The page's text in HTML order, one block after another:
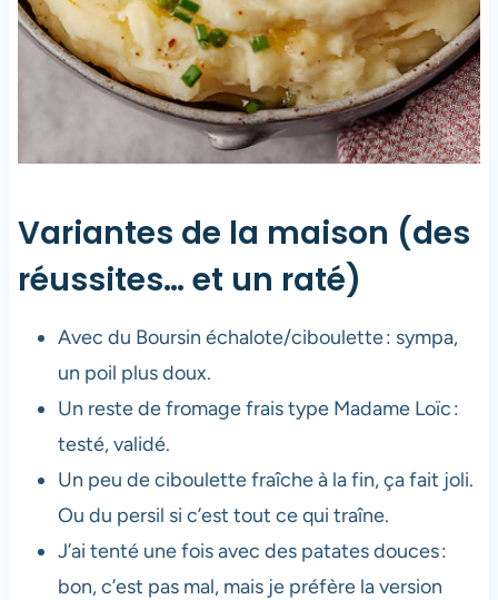
Variantes de la maison (des
réussites… et un raté)
Avec du Boursin échalote/ciboulette : sympa,
un poil plus doux.
Un reste de fromage frais type Madame Loïc :
testé, validé.
Un peu de ciboulette fraîche à la fin, ça fait joli.
Ou du persil si c’est tout ce qui traîne.
J’ai tenté une fois avec des patates douces :
bon, c’est pas mal, mais je préfère la version